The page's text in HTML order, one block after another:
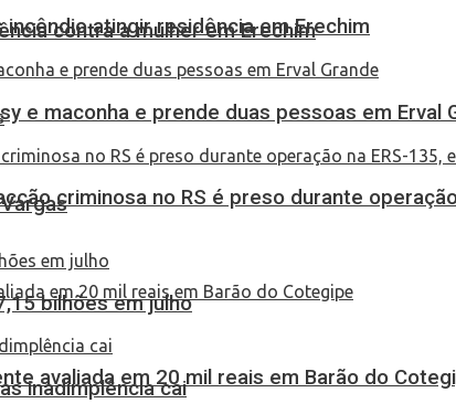
contra a mulher em Erechim
avaliada em 20 mil reais em Barão do
atingir residência em Erechim
e maconha e prende duas pessoas em Erval
criminosa no RS é preso durante
bilhões em julho
inadimplência cai